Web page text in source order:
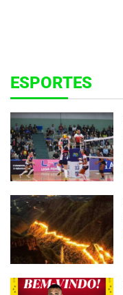
ESPORTES